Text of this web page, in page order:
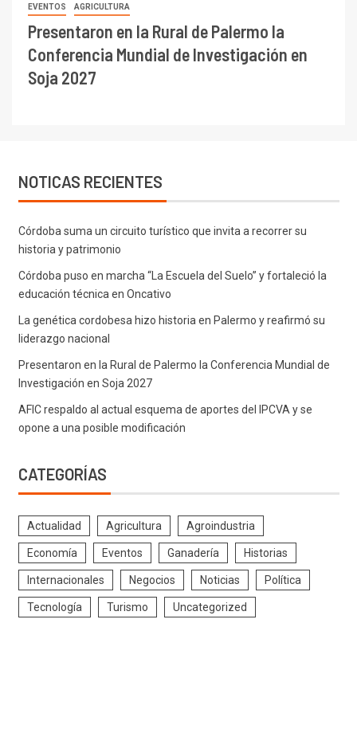
EVENTOS AGRICULTURA
Presentaron en la Rural de Palermo la
Conferencia Mundial de Investigación en
Soja 2027
NOTICAS RECIENTES
Córdoba suma un circuito turístico que invita a recorrer su
historia y patrimonio
Córdoba puso en marcha “La Escuela del Suelo” y fortaleció la
educación técnica en Oncativo
La genética cordobesa hizo historia en Palermo y reafirmó su
liderazgo nacional
Presentaron en la Rural de Palermo la Conferencia Mundial de
Investigación en Soja 2027
AFIC respaldo al actual esquema de aportes del IPCVA y se
opone a una posible modificación
CATEGORÍAS
Actualidad Agricultura Agroindustria
Economía Eventos Ganadería Historias
Internacionales Negocios Noticias Política
Tecnología Turismo Uncategorized